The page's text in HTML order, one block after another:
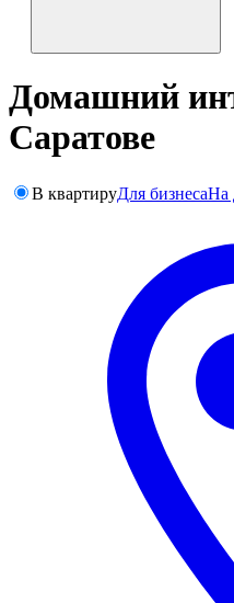
Домашний
Саратове
В квартируДля бизнесаНа